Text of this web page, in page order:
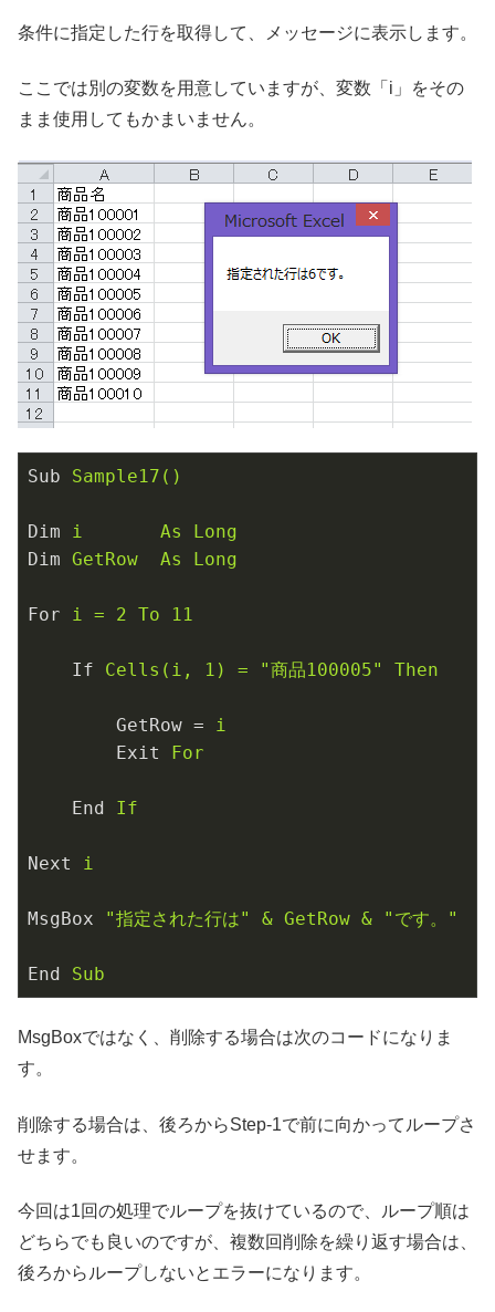
条件に指定した行を取得して、メッセージに表示します。
ここでは別の変数を用意していますが、変数「i」をその
まま使用してもかまいません。
Sub Sample17()
Dim
i       As Long
Dim GetRow  As Long
For i = 2 To 11
If Cells(i, 1) = "商品100005" Then
GetRow = i
Exit
For
End If
Next i
MsgBox "指定された行は" & GetRow & "です。"
End Sub
MsgBoxではなく、削除する場合は次のコードになりま
す。
削除する場合は、後ろからStep-1で前に向かってループさ
せます。
今回は1回の処理でループを抜けているので、ループ順は
どちらでも良いのですが、複数回削除を繰り返す場合は、
後ろからループしないとエラーになります。